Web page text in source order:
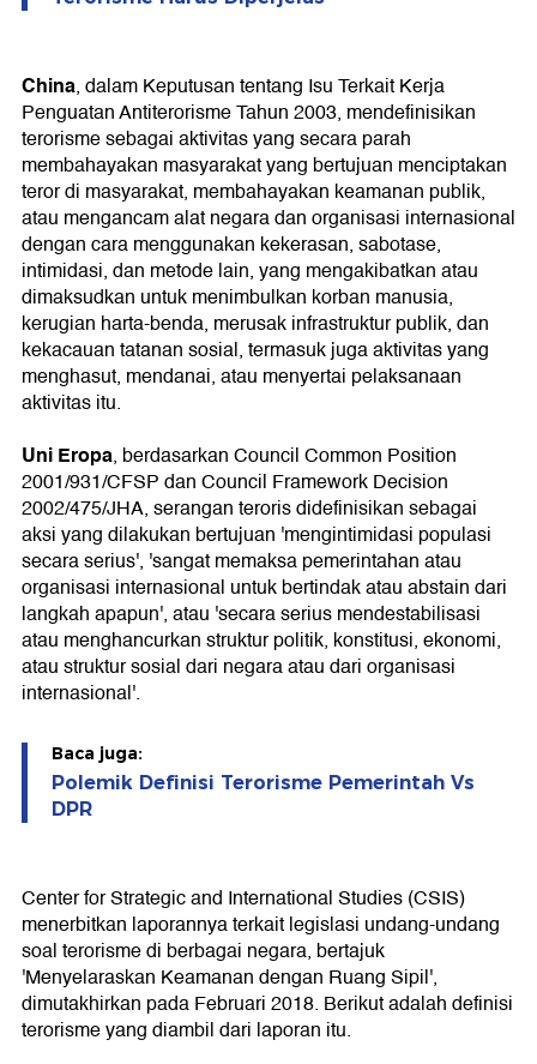
China, dalam Keputusan tentang Isu Terkait Kerja
Penguatan Antiterorisme Tahun 2003, mendefinisikan
terorisme sebagai aktivitas yang secara parah
membahayakan masyarakat yang bertujuan menciptakan
teror di masyarakat, membahayakan keamanan publik,
atau mengancam alat negara dan organisasi internasional
dengan cara menggunakan kekerasan, sabotase,
intimidasi, dan metode lain, yang mengakibatkan atau
dimaksudkan untuk menimbulkan korban manusia,
kerugian harta-benda, merusak infrastruktur publik, dan
kekacauan tatanan sosial, termasuk juga aktivitas yang
menghasut, mendanai, atau menyertai pelaksanaan
aktivitas itu.
Uni Eropa, berdasarkan Council Common Position
2001/931/CFSP dan Council Framework Decision
2002/475/JHA, serangan teroris didefinisikan sebagai
aksi yang dilakukan bertujuan 'mengintimidasi populasi
secara serius', 'sangat memaksa pemerintahan atau
organisasi internasional untuk bertindak atau abstain dari
langkah apapun', atau 'secara serius mendestabilisasi
atau menghancurkan struktur politik, konstitusi, ekonomi,
atau struktur sosial dari negara atau dari organisasi
internasional'.
Baca juga:
Polemik Definisi Terorisme Pemerintah Vs
DPR
Center for Strategic and International Studies (CSIS)
menerbitkan laporannya terkait legislasi undang-undang
soal terorisme di berbagai negara, bertajuk
'Menyelaraskan Keamanan dengan Ruang Sipil',
dimutakhirkan pada Februari 2018. Berikut adalah definisi
terorisme yang diambil dari laporan itu.